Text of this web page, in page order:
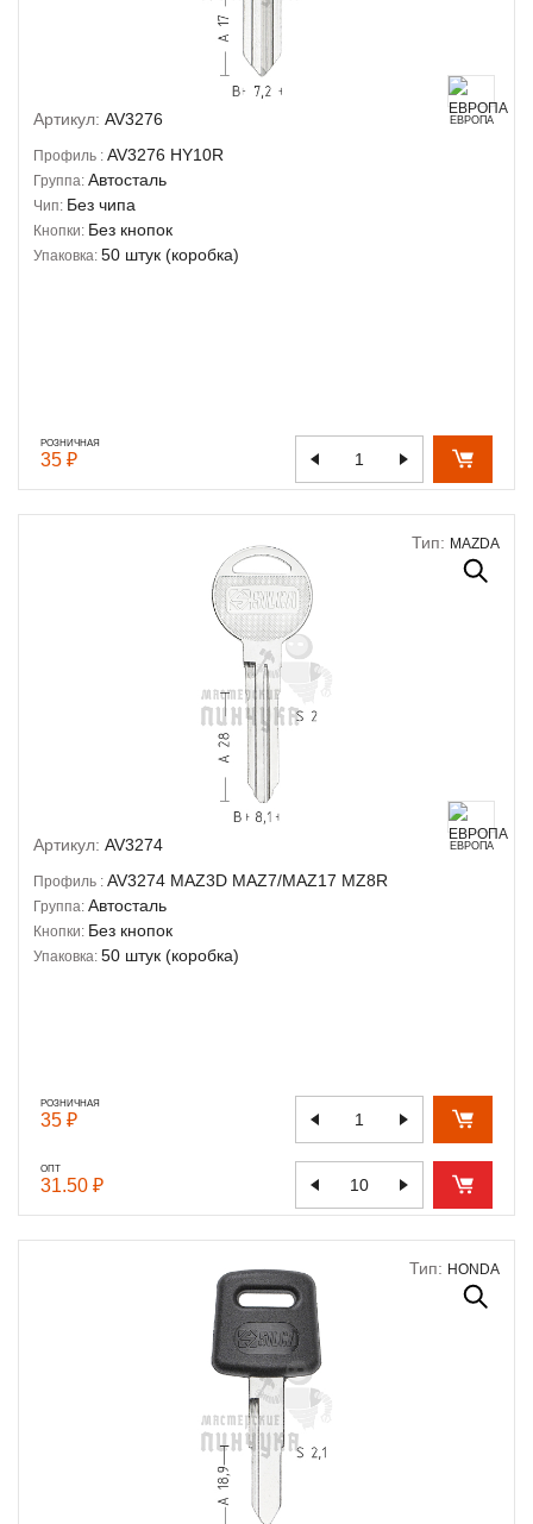
Артикул: AV3276 ЕВРОПА
Профиль : AV3276 HY10R
Группа: Автосталь
Чип: Без чипа
Кнопки: Без кнопок
Упаковка: 50 штук (коробка)
РОЗНИЧНАЯ
35 ₽
Тип: MAZDA
Артикул: AV3274 ЕВРОПА
Профиль : AV3274 MAZ3D MAZ7/MAZ17 MZ8R
Группа: Автосталь
Кнопки: Без кнопок
Упаковка: 50 штук (коробка)
РОЗНИЧНАЯ
35 ₽
ОПТ
31.50 ₽
Тип: HONDA